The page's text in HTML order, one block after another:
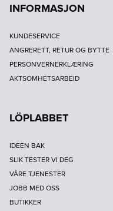
INFORMASJON
KUNDESERVICE
ANGRERETT, RETUR OG BYTTE
PERSONVERNERKLÆRING
AKTSOMHETSARBEID
LÖPLABBET
IDEEN BAK
SLIK TESTER VI DEG
VÅRE TJENESTER
JOBB MED OSS
BUTIKKER